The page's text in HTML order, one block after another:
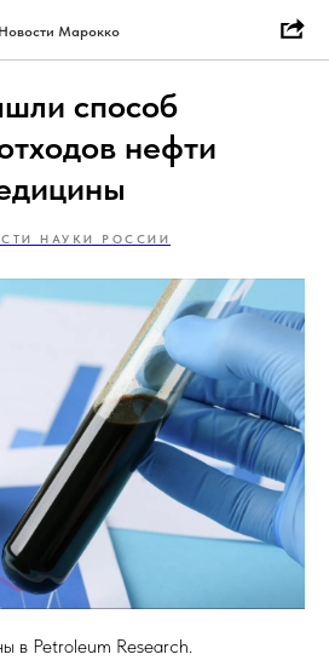
Новости Марокко
способ
нефти
НАУКИ РОССИИ
в Petroleum Research.